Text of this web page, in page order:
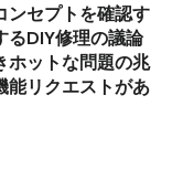
ンセプトを確認す
るDIY修理の議論
ホットな問題の兆
能リクエストがあ